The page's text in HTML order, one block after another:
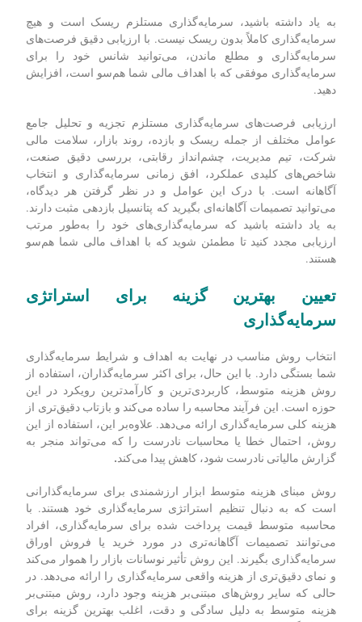
راهنمایی‌های ارزشمندی را بر اساس تخصص خود ارائه دهند.
نظارت بر سرمایه‌گذاری‌های خود:پس از انجام سرمایه‌گذاری،
به‌طور منظم بر عملکرد آن نظارت کنید. از روندهای بازار، اخبار
شرکت و هرگونه تغییری که ممکن است بر سرمایه‌گذاری شما تأثیر
به یاد داشته باشید، سرمایه‌گذاری مستلزم ریسک است و هیچ
سرمایه‌گذاری کاملاً بدون ریسک نیست. با ارزیابی دقیق فرصت‌های
سرمایه‌گذاری و مطلع ماندن، می‌توانید شانس خود را برای
سرمایه‌گذاری موفقی که با اهداف مالی شما هم‌سو است، افزایش
دهید.
ارزیابی فرصت‌های سرمایه‌گذاری مستلزم تجزیه و تحلیل جامع
عوامل مختلف از جمله ریسک و بازده، روند بازار، سلامت مالی
شاخص‌های کلیدی عملکرد، افق زمانی سرمایه‌گذاری و انتخاب
آگاهانه است. با درک این عوامل و در نظر گرفتن هر دیدگاه،
می‌توانید تصمیمات آگاهانه‌ای بگیرید که پتانسیل بازدهی مثبت دارند.
ارزیابی مجدد کنید تا مطمئن شوید که با اهداف مالی شما هم‌سو
هستند.
تعیین بهترین گزینه برای استراتژی
سرمایه‌گذاری
شما بستگی دارد. با این حال، برای اکثر سرمایه‌گذاران، استفاده از
روش هزینه متوسط، کاربردی‌ترین و کارآمدترین رویکرد در این
حوزه است. این فرآیند محاسبه را ساده می‌کند و بازتاب دقیق‌تری از
هزینه کلی سرمایه‌گذاری ارائه می‌دهد. علاوه‌بر این، استفاده از این
روش، احتمال خطا یا محاسبات نادرست را که می‌تواند منجر به
گزارش مالیاتی نادرست شود، کاهش پیدا می‌کند
روش مبنای هزینه متوسط ابزار ارزشمندی برای سرمایه‌گذارانی